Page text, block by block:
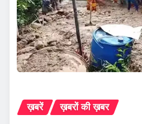
ख़बरें ख़बरों की ख़बर